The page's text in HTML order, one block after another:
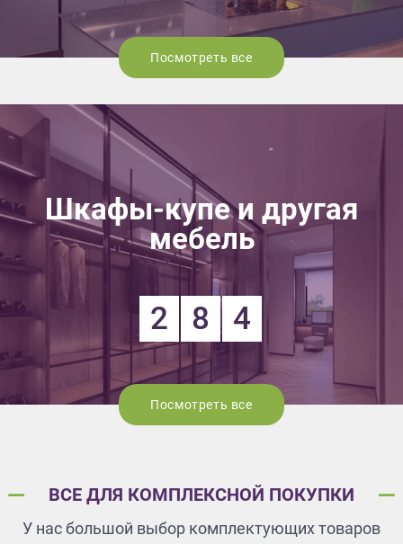
Посмотреть все
Шкафы-купе и другая
мебель
2 8 4
Посмотреть все
ВСЕ ДЛЯ КОМПЛЕКСНОЙ ПОКУПКИ
У нас большой выбор комплектующих товаров